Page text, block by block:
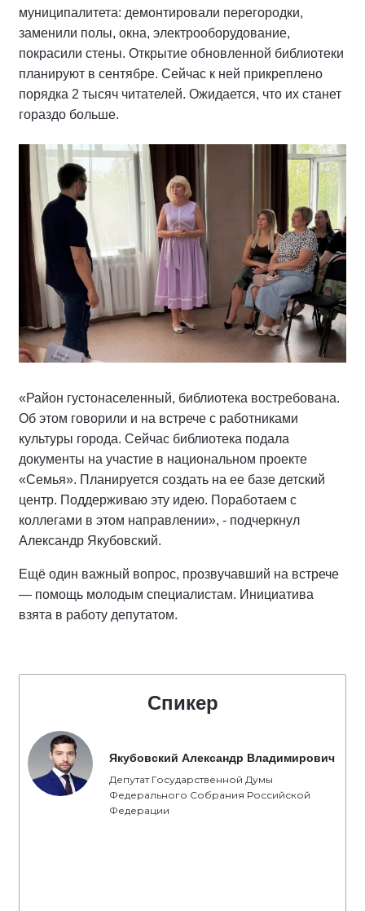
муниципалитета: демонтировали перегородки,
заменили полы, окна, электрооборудование,
покрасили стены. Открытие обновленной библиотеки
планируют в сентябре. Сейчас к ней прикреплено
порядка 2 тысяч читателей. Ожидается, что их станет
гораздо больше.
«Район густонаселенный, библиотека востребована.
Об этом говорили и на встрече с работниками
культуры города. Сейчас библиотека подала
документы на участие в национальном проекте
«Семья». Планируется создать на ее базе детский
центр. Поддерживаю эту идею. Поработаем с
коллегами в этом направлении», - подчеркнул
Александр Якубовский.
Ещё один важный вопрос, прозвучавший на встрече
— помощь молодым специалистам. Инициатива
взята в работу депутатом.
Спикер
Якубовский Александр Владимирович
Депутат Государственной Думы
Федерального Собрания Российской
Федерации